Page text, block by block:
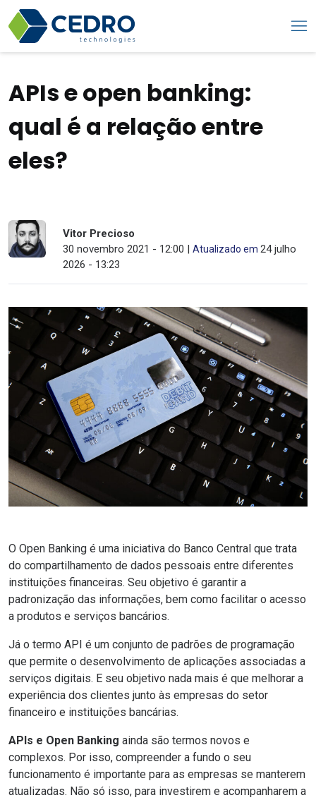
APIs e open banking:
qual é a relação entre
eles?
Vitor Precioso
30 novembro 2021 - 12:00 |Atualizado em24 julho
2026 - 13:23
O Open Banking é uma iniciativa do Banco Central que trata
do compartilhamento de dados pessoais entre diferentes
instituições financeiras. Seu objetivo é garantir a
padronização das informações, bem como facilitar o acesso
a produtos e serviços bancários.
Já o termo API é um conjunto de padrões de programação
que permite o desenvolvimento de aplicações associadas a
serviços digitais. E seu objetivo nada mais é que melhorar a
experiência dos clientes junto às empresas do setor
financeiro e instituições bancárias.
APIs e Open Banking ainda são termos novos e
complexos. Por isso, compreender a fundo o seu
funcionamento é importante para as empresas se manterem
atualizadas. Não só isso, para investirem e acompanharem a